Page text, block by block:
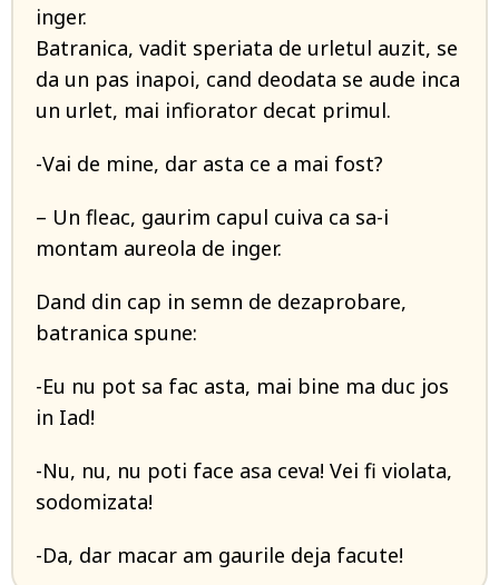
inger.
Batranica, vadit speriata de urletul auzit, se
da un pas inapoi, cand deodata se aude inca
un urlet, mai infiorator decat primul.
-Vai de mine, dar asta ce a mai fost?
– Un fleac, gaurim capul cuiva ca sa-i
montam aureola de inger.
Dand din cap in semn de dezaprobare,
batranica spune:
-Eu nu pot sa fac asta, mai bine ma duc jos
in Iad!
-Nu, nu, nu poti face asa ceva! Vei fi violata,
sodomizata!
-Da, dar macar am gaurile deja facute!